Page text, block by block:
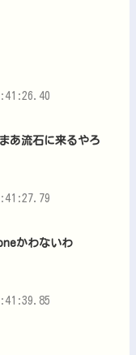
あ流石に来るやろ
かわないわ